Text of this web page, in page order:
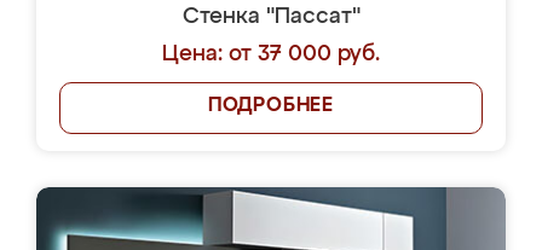
Стенка "Пассат"
Цена: от 37 000 руб.
ПОДРОБНЕЕ